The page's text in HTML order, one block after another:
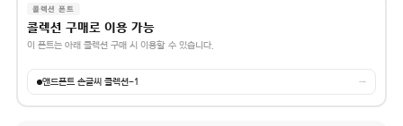
콜렉션 폰트
콜렉션 구매로 이용 가능
이 폰트는 아래 콜렉션 구매 시 이용할 수 있습니다.
앤드폰트 손글씨 콜렉션-1 →